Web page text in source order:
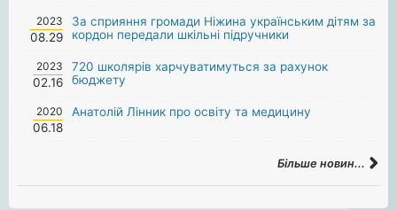
2023
08.29
За сприяння громади Ніжина українським дітям за
кордон передали шкільні підручники
2023
02.16
720 школярів харчуватимуться за рахунок
бюджету
2020
06.18
Анатолій Лінник про освіту та медицину
Більше новин...